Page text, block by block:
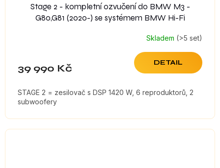
Stage 2 - kompletní ozvučení do BMW M3 -
G80,G81 (2020-) se systémem BMW Hi-Fi
Skladem (>5 set)
39 990 Kč DETAIL
STAGE 2 = zesilovač s DSP 1420 W, 6 reproduktorů, 2
subwoofery